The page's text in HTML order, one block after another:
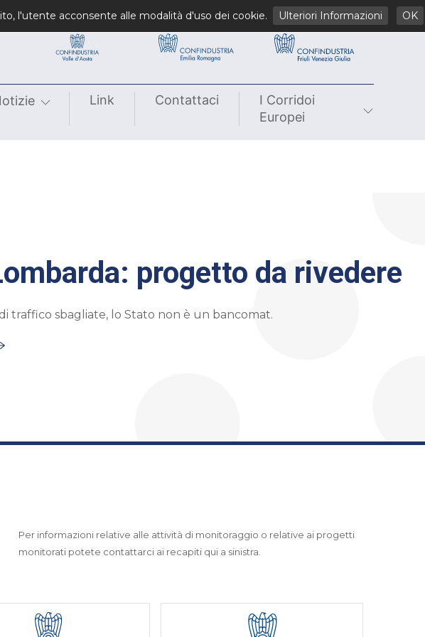
Confindustrie regionali
Link Contattaci
I Corridoi
Europei
progetto da rivedere
traffico sbagliate, lo Stato non è un bancomat.
Per informazioni relative alle attività di monitoraggio o relative ai progetti
monitorati potete contattarci ai recapiti qui a sinistra.
l'utente acconsente alle modalità d'uso dei cookie. Ulteriori Informazioni OK